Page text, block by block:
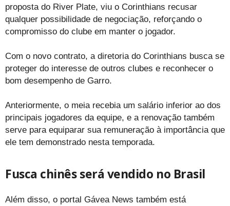
proposta do River Plate, viu o Corinthians recusar
qualquer possibilidade de negociação, reforçando o
compromisso do clube em manter o jogador.
Com o novo contrato, a diretoria do Corinthians busca se
proteger do interesse de outros clubes e reconhecer o
bom desempenho de Garro.
Anteriormente, o meia recebia um salário inferior ao dos
principais jogadores da equipe, e a renovação também
serve para equiparar sua remuneração à importância que
ele tem demonstrado nesta temporada.
Fusca chinês será vendido no Brasil
Além disso, o portal Gávea News também está